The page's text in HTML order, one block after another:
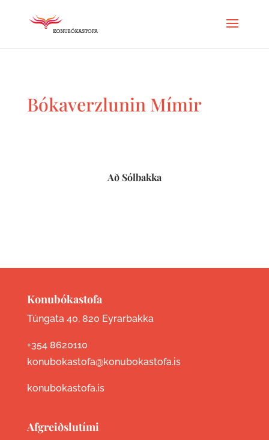
Bókaverzlunin Mímir
Að Sólbakka
Konubókastofa
Túngata 40, 820 Eyrarbakka
+354 8620110
konubokastofa@konubokastofa.is
konubokastofa.is
Afgreiðslutími